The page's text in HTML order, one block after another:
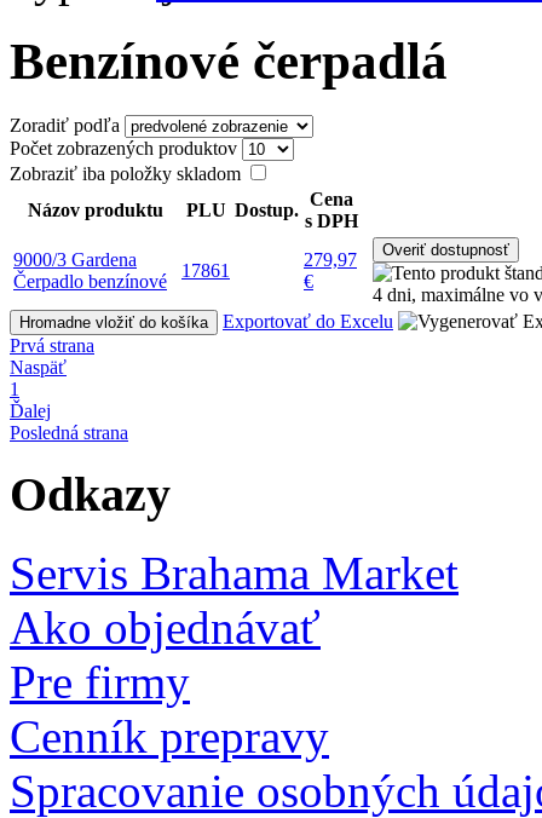
Benzínové čerpadlá
Zoradiť podľa
Počet zobrazených produktov
Zobraziť iba položky skladom
Názov produktu
PLU Dostup.
Cena
s DPH
9000/3 Gardena
Čerpadlo benzínové
17861
279,97
€
Hromadne vložiť do košíka
Exportovať do Excelu
Prvá strana
Naspäť
1
Ďalej
Posledná strana
Odkazy
Servis Brahama Market
Ako objednávať
Pre firmy
Cenník prepravy
Spracovanie osobných